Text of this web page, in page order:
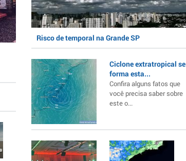
Risco de temporal na Grande SP
Ciclone extratropical se
forma esta...
Confira alguns fatos que
você precisa saber sobre
este o...